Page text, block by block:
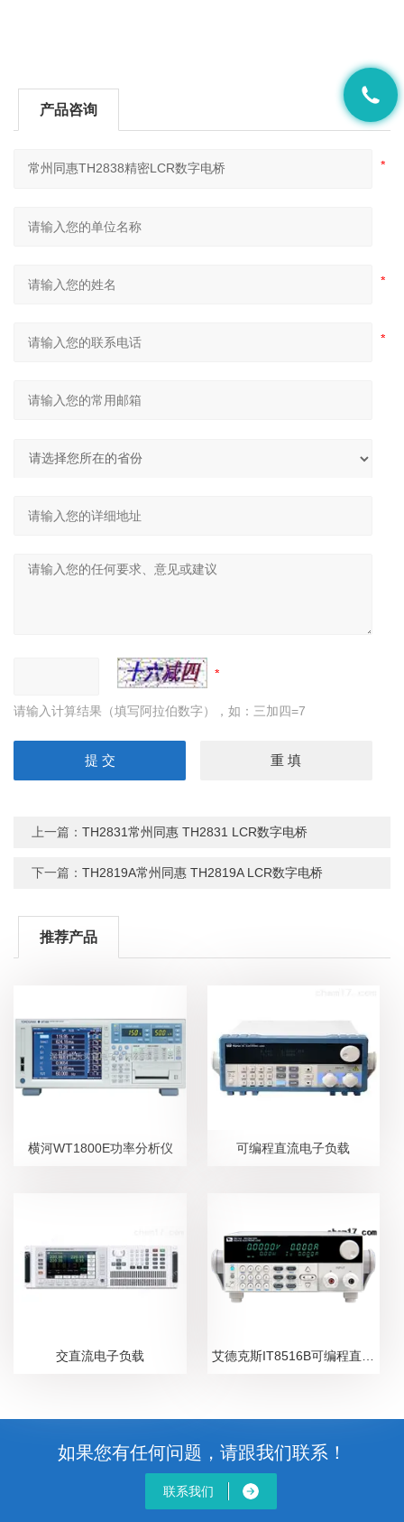
产品咨询
请输入计算结果（填写阿拉伯数字），如：三加四=7
上一篇：TH2831常州同惠 TH2831 LCR数字电桥
下一篇：TH2819A常州同惠 TH2819A LCR数字电桥
推荐产品
横河WT1800E功率分析仪 可编程直流电子负载
交直流电子负载
如果您有任何问题，请跟我们联系！
联系我们